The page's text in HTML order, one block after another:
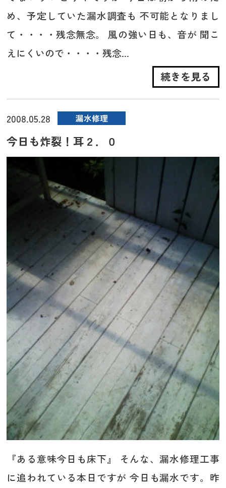
め、予定していた漏水調査も 不可能となりまし
て・・・・残念無念。 風の強い日も、音が 聞こ
えにくいので・・・・残念...
続きを見る
2008.05.28 漏水修理
今日も炸裂！耳２．０
『ある意味今日も床下』 そんな、漏水修理工事
に追われている本日ですが 今日も漏水です。昨